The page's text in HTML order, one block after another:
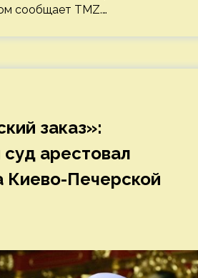
сообщает TMZ.…
заказ»:
суд арестовал
Киево-Печерской